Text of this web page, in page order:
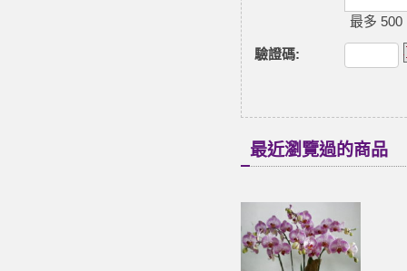
最多 500
驗證碼:
最近瀏覽過的商品